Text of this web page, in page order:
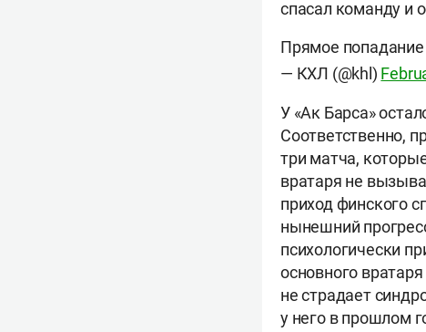
спасал команду и
Прямое
— КХЛ (@khl)
У «Ак Барса»
Соответственно,
три матча,
вратаря не
приход финского
нынешний
психологически
основного
не страдает
у него в прошлом